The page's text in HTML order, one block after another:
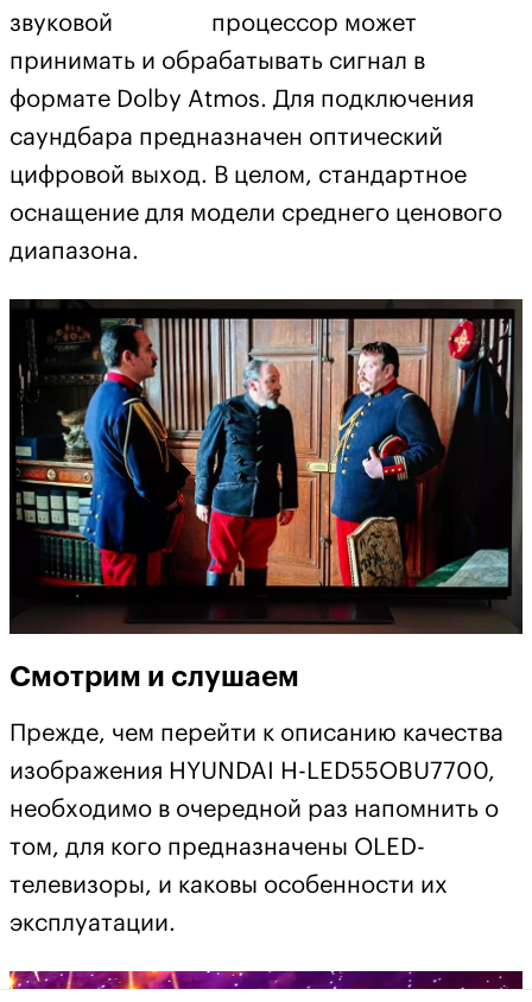
звуковой процессор может
принимать и обрабатывать сигнал в
формате Dolby Atmos. Для подключения
саундбара предназначен оптический
цифровой выход. В целом, стандартное
оснащение для модели среднего ценового
диапазона.
Смотрим и слушаем
Прежде, чем перейти к описанию качества
изображения HYUNDAI H-LED55OBU7700,
необходимо в очередной раз напомнить о
том, для кого предназначены OLED-
телевизоры, и каковы особенности их
эксплуатации.